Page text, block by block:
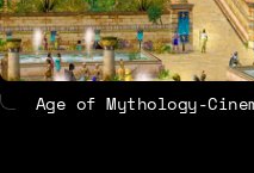
Age of Mythology-